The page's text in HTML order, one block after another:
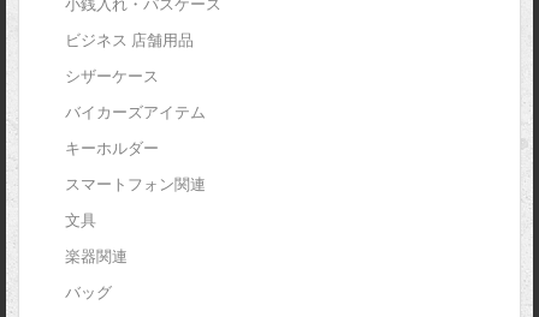
小銭入れ・パスケース
ビジネス 店舗用品
シザーケース
バイカーズアイテム
キーホルダー
スマートフォン関連
文具
楽器関連
バッグ